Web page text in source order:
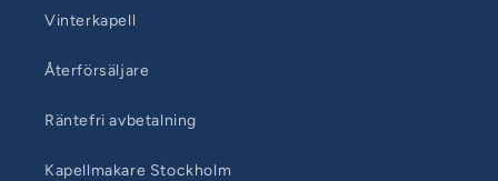
Vinterkapell
Återförsäljare
Räntefri avbetalning
Kapellmakare Stockholm